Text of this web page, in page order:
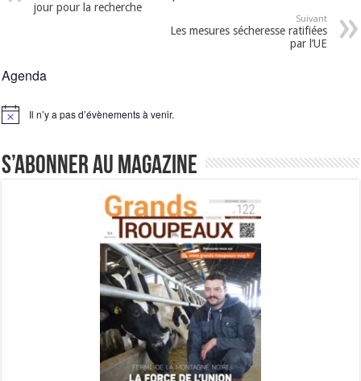
jour pour la recherche
Suivant
Les mesures sécheresse ratifiées
par l’UE
Agenda
Notice Il n’y a pas d’évènements à venir.
S’abonner au magazine